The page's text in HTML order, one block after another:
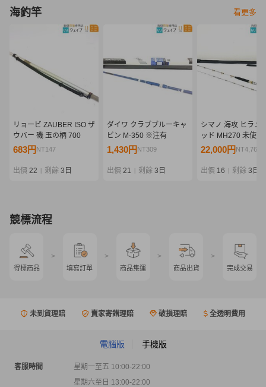
海釣竿 看更多
リョービ ZAUBER ISO ザ
ウバー 磯 玉の柄 700
683円 NT147
出價 22 剩餘 3日
ダイワ クラブブルーキャ
ビン M-350 ※注有
1,430円 NT309
出價 21 剩餘 3日
シマノ 海攻 ヒラメ
ッド MH270 未使用
22,000円 NT4,760
出價 16 剩餘 3日
競標流程
得標商品
>
填寫訂單
>
商品集運
>
商品出貨
>
完成交易
未到貨理賠 賣家寄錯理賠 破損理賠 全透明費用
電腦版 手機版
客服時間
星期一至五 10:00-22:00
星期六至日 13:00-22:00